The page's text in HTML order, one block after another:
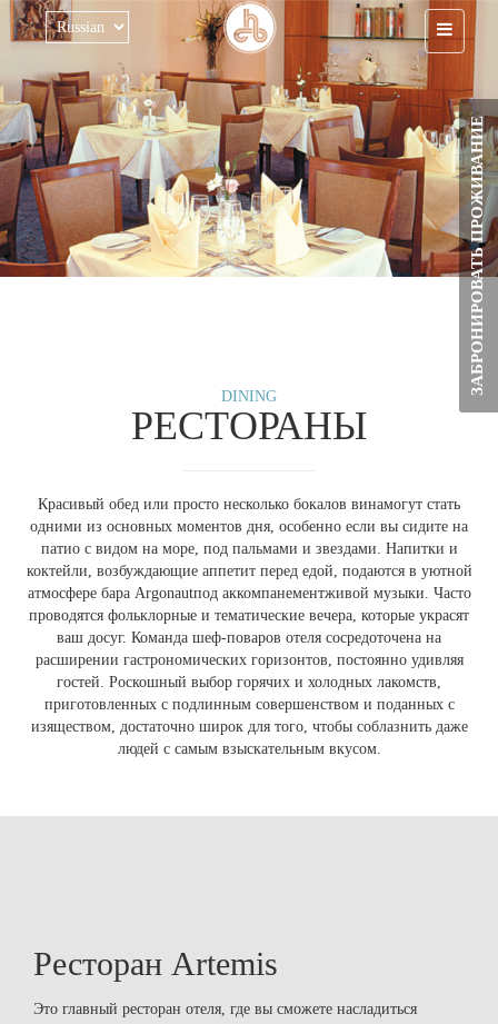
Перейти к основному содержанию
ЗАБРОНИРОВАТЬ ПРОЖИВАНИЕ
DINING
РЕСТОРАНЫ
Красивый обед или просто несколько бокалов винамогут стать
одними из основных моментов дня, особенно если вы сидите на
патио с видом на море, под пальмами и звездами. Напитки и
коктейли, возбуждающие аппетит перед едой, подаются в уютной
атмосфере бара Argonautпод аккомпанементживой музыки. Часто
проводятся фольклорные и тематические вечера, которые украсят
ваш досуг. Команда шеф-поваров отеля сосредоточена на
расширении гастрономических горизонтов, постоянно удивляя
гостей. Роскошный выбор горячих и холодных лакомств,
приготовленных с подлинным совершенством и поданных с
изяществом, достаточно широк для того, чтобы соблазнить даже
людей с самым взыскательным вкусом.
Ресторан Artemis
Это главный ресторан отеля, где вы сможете насладиться